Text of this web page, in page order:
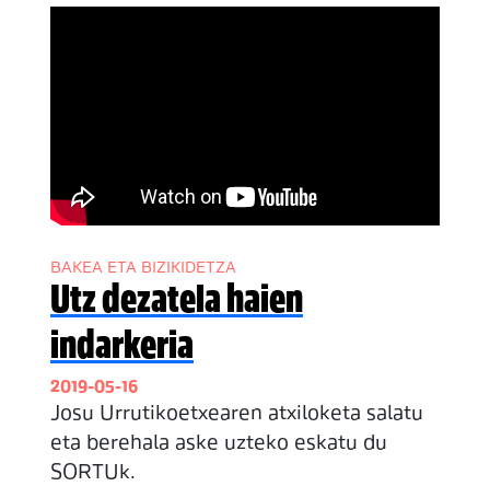
BAKEA ETA BIZIKIDETZA
Utz dezatela haien
indarkeria
2019-05-16
Josu Urrutikoetxearen atxiloketa salatu
eta berehala aske uzteko eskatu du
SORTUk.